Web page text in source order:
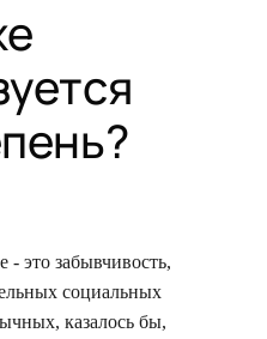
это забывчивость,
социальных
казалось бы,